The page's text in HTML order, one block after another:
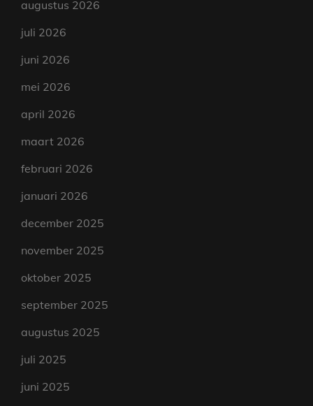
augustus 2026
juli 2026
juni 2026
mei 2026
april 2026
maart 2026
februari 2026
januari 2026
december 2025
november 2025
oktober 2025
september 2025
augustus 2025
juli 2025
juni 2025